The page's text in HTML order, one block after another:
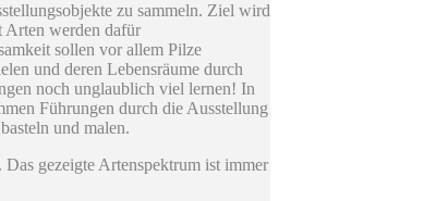
zu sammeln. Ziel wird
Arten werden dafür
sollen vor allem Pilze
und deren Lebensräume durch
noch unglaublich viel lernen! In
Führungen durch die Ausstellung
und malen.
gezeigte Artenspektrum ist immer